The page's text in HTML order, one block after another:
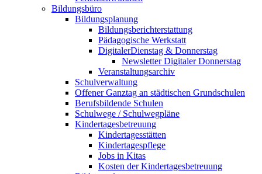
Bildungsbüro
Bildungsplanung
Bildungsberichterstattung
Pädagogische Werkstatt
DigitalerDienstag & Donnerstag
Newsletter Digitaler Donnerstag
Veranstaltungsarchiv
Schulverwaltung
Offener Ganztag an städtischen Grundschulen
Berufsbildende Schulen
Schulwege / Schulwegpläne
Kindertagesbetreuung
Kindertagesstätten
Kindertagespflege
Jobs in Kitas
Kosten der Kindertagesbetreuung